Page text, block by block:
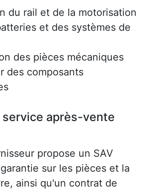
du rail et de la motorisation
et des systèmes de
des pièces mécaniques
des composants
service après-vente
propose un SAV
sur les pièces et la
ainsi qu'un contrat de